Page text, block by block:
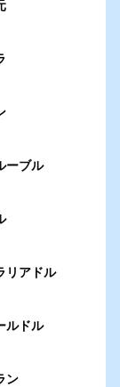
ーブル
リアドル
ルドル
ン